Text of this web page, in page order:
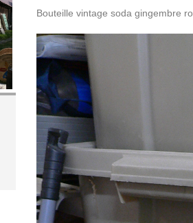
Bouteille vintage soda gingembre